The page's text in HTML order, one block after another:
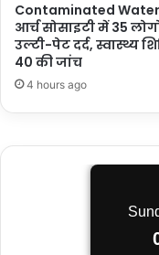
Contaminated
आर्च सोसाइटी में 35
उल्टी-पेट दर्द, स्वास्थ्य
40 की जांच
4 hours ago